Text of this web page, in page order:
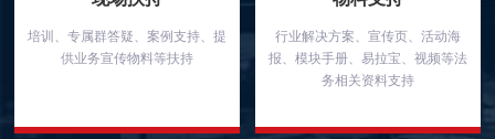
培训、专属群答疑、案例支持、提
供业务宣传物料等扶持
行业解决方案、宣传页、活动海
报、模块手册、易拉宝、视频等法
务相关资料支持